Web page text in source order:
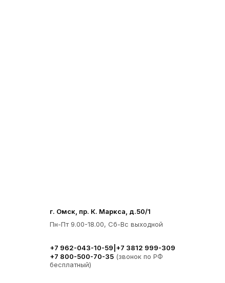
г. Омск, пр. К. Маркса, д.50/1
Пн-Пт 9.00-18.00, Сб-Вс выходной
+7 962-043-10-59 +7 3812 999-309
+7 800-500-70-35 (звонок по РФ
бесплатный)